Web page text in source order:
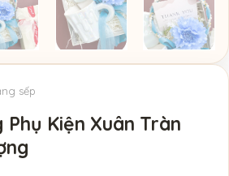
sếp
Kiện Xuân Tràn